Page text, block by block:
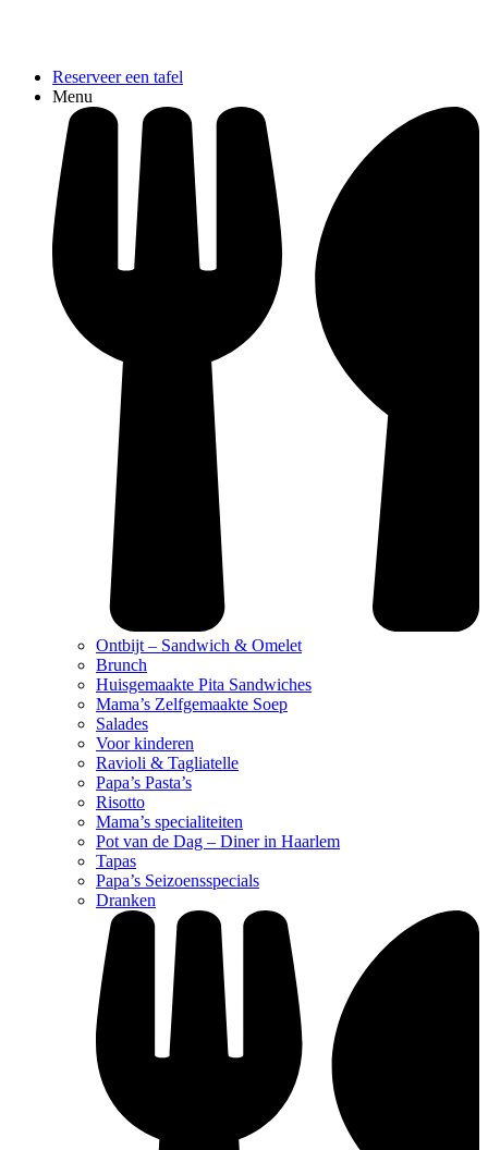
Reserveer een tafel
Menu
Ontbijt – Sandwich & Omelet
Brunch
Huisgemaakte Pita Sandwiches
Mama’s Zelfgemaakte Soep
Salades
Voor kinderen
Ravioli & Tagliatelle
Papa’s Pasta’s
Risotto
Mama’s specialiteiten
Pot van de Dag – Diner in Haarlem
Tapas
Papa’s Seizoensspecials
Dranken